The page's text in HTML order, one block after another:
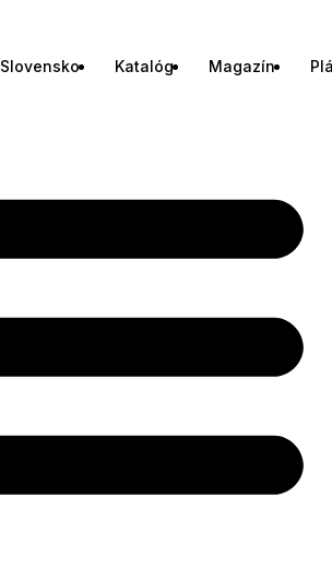
Slovensko Katalóg Magazín